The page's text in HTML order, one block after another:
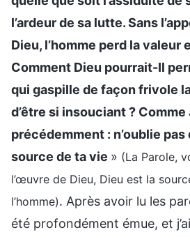
l’ardeur de sa lutte. Sans
Dieu, l’homme perd la valeur
Comment Dieu pourrait-Il
qui gaspille de façon frivole
d’être si insouciant ? Comme
précédemment : n’oublie pas
source de ta vie » (La Parole,
l’œuvre de Dieu, Dieu est la
l’homme). Après avoir lu les
été profondément émue, et